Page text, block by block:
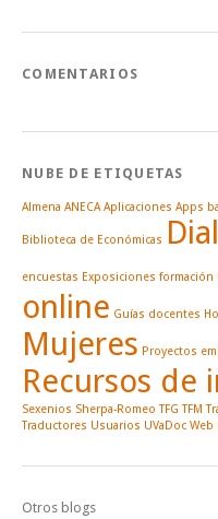
COMENTARIOS
NUBE DE ETIQUETAS
Almena ANECA Aplicaciones Apps
Biblioteca de Económicas
encuestas Exposiciones formación
online Guías docentes
Mujeres Proyectos
Recursos de
Sexenios Sherpa-Romeo TFG TFM
Traductores Usuarios UVaDoc Web
Otros blogs